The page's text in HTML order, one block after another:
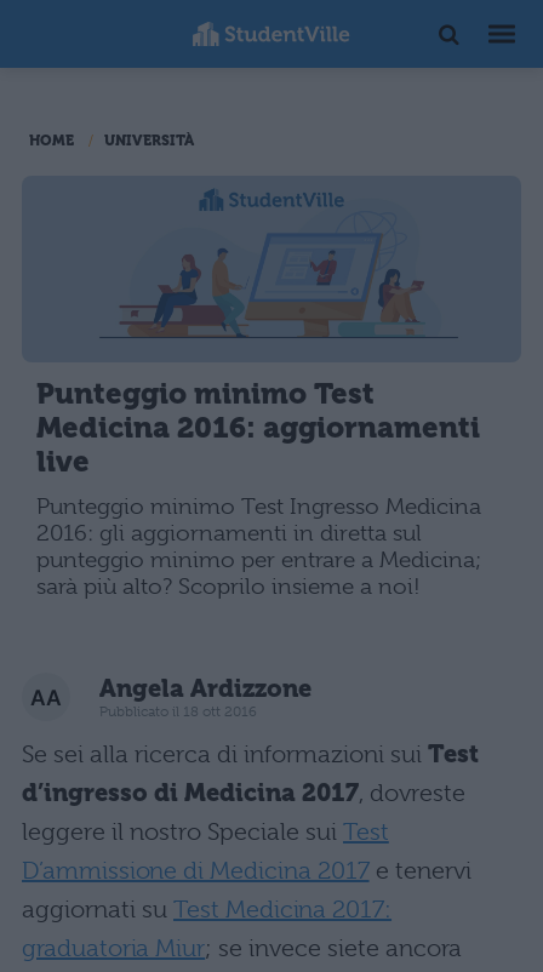
HOME UNIVERSITÀ
Punteggio minimo Test
Medicina 2016: aggiornamenti
live
Punteggio minimo Test Ingresso Medicina
2016: gli aggiornamenti in diretta sul
punteggio minimo per entrare a Medicina;
sarà più alto? Scoprilo insieme a noi!
Angela Ardizzone
Pubblicato il 18 ott 2016
Se sei alla ricerca di informazioni sui Test
d’ingresso di Medicina 2017, dovreste
leggere il nostro Speciale sui Test
D’ammissione di Medicina 2017e tenervi
aggiornati su Test Medicina 2017:
graduatoria Miur; se invece siete ancora